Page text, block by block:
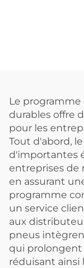
Le
durables offre
pour les
Tout d'abord,
d'importantes
entreprises de
en assurant
programme
un service
aux
pneus
qui prolongent
réduisant ainsi